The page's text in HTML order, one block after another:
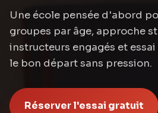
Une école pensée d'abord
groupes par âge, approche
instructeurs engagés et
le bon départ sans pression.
Réserver l'essai gratuit